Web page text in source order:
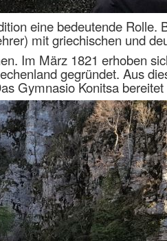
eine bedeutende
mit griechischen und
Im März 1821 erhoben
gegründet. Aus
Gymnasio Konitsa